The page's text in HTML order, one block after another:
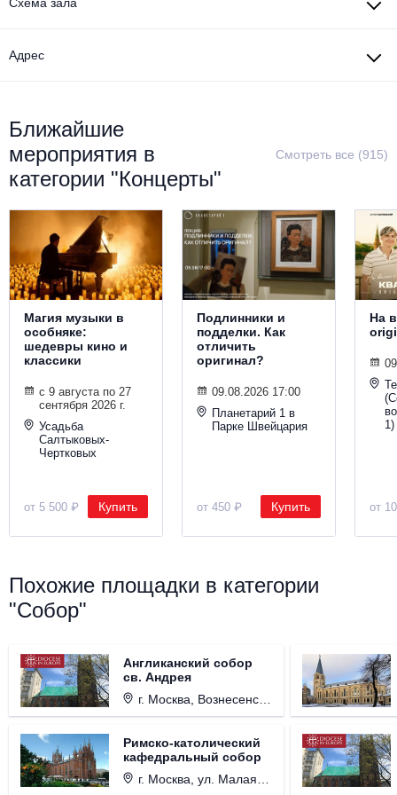
Адрес
Ближайшие
мероприятия в
категории "Концерты"
Смотреть все (915)
Магия музыки в
особняке:
шедевры кино и
классики
с 9 августа по 27
сентября 2026 г.
Усадьба
Салтыковых-
Чертковых
от 5 500 ₽ Купить
Подлинники и
подделки. Как
отличить
оригинал?
09.08.2026 17:00
Планетарий 1 в
Парке Швейцария
от 450 ₽ Купить
На
1)
от
Похожие площадки в категории
"Собор"
Англиканский собор
св. Андрея
г. Москва, Вознесенский пер., д. 8/5, стр. 3.
Римско-католический
кафедральный собор
г. Москва, ул. Малая Грузинская, д. 27/13, стр. 1.